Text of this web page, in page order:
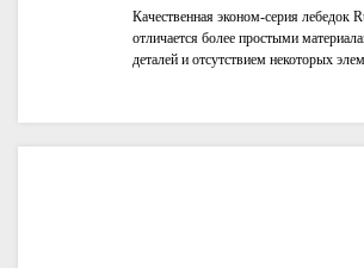
Качественная эконом-серия лебедок
отличается более простыми
деталей и отсутствием некоторых